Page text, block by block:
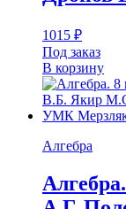
1015 ₽
Под заказ
В корзину
Алгебра